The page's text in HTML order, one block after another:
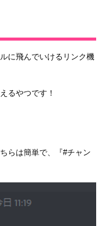
に飛んでいけるリンク機
るやつです！
らは簡単で、『#チャン